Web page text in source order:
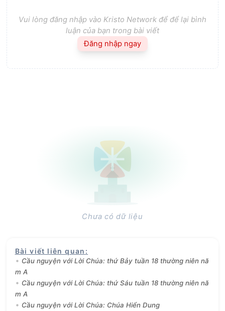
Vui lòng đăng nhập vào Kristo Network để để lại bình
luận của bạn trong bài viết
Đăng nhập ngay
Chưa có dữ liệu
Bài viết liên quan :
Cầu nguyện với Lời Chúa: thứ Bảy tuần 18 thường niên nă
m A
Cầu nguyện với Lời Chúa: thứ Sáu tuần 18 thường niên nă
m A
Cầu nguyện với Lời Chúa: Chúa Hiển Dung